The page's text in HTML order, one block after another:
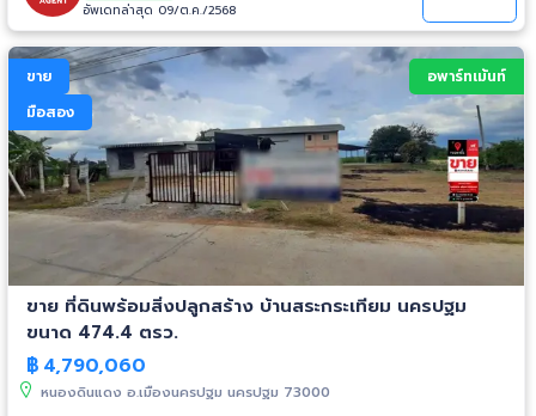
อัพเดทล่าสุด 09/ต.ค./2568
ขาย
มือสอง
อพาร์ทเม้นท์
ขาย ที่ดินพร้อมสิ่งปลูกสร้าง บ้านสระกระเทียม นครปฐม
ขนาด 474.4 ตรว.
฿ 4,790,060
หนองดินแดง อ.เมืองนครปฐม นครปฐม 73000